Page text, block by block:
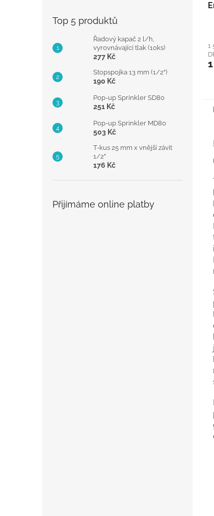
Top 5 produktů
Řadový kapač 2 l/h,
vyrovnávající tlak (10ks)
277 Kč
Stopspojka 13 mm (1/2")
190 Kč
Pop-up Sprinkler SD80
251 Kč
Pop-up Sprinkler MD80
503 Kč
T-kus 25 mm x vnější závit
1/2"
176 Kč
Přijímáme online platby
1